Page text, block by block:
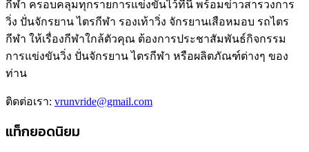
กีฬา ครอบคลุมทุกรายการแข่งขันไว้ที่นี่ พร้อมข่าวสารวงการ
วิ่ง ปั่นจักรยาน ไตรกีฬา รองเท้าวิ่ง จักรยานเสือหมอบ รถไตร
กีฬา ให้เรื่องกีฬาใกล้ตัวคุณ ต้องการประชาสัมพันธ์กิจกรรม
การแข่งขันวิ่ง ปั่นจักรยาน ไตรกีฬา หรือผลิตภัณฑ์ต่างๆ ของ
ท่าน
ติดต่อเรา: vrunvride@gmail.com
แท็กยอดนิยม